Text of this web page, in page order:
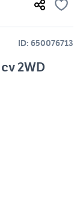
ID: 650076713
2WD